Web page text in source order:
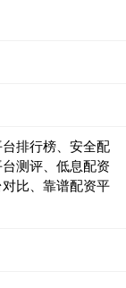
排行榜、安全配
测评、低息配资
比、靠谱配资平